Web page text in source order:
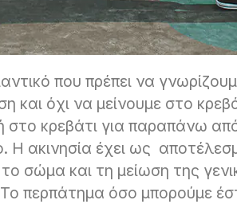
που πρέπει να
και όχι να μείνουμε στο
κρεβάτι για παραπάνω από
Η ακινησία έχει ως
σώμα και τη μείωση της
Το περπάτημα όσο μπορούμε